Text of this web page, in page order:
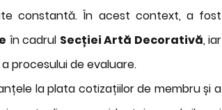
constantă. În acest context, a fost
în cadrul Secției Artă Decorativă, iar
procesului de evaluare.
la plata cotizațiilor de membru și a